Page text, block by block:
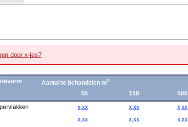
door x-jes?
Aantal te behandelen m2
50 150 500
x,xx x,xx
x,xx
x,xx x,xx
x,xx